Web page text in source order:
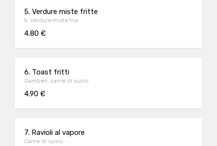
5. Verdure miste fritte
5. Verdure miste frie
4.80 €
6. Toast fritti
Gamberi, carne di suino
4.90 €
7. Ravioli al vapore
Carne di suino